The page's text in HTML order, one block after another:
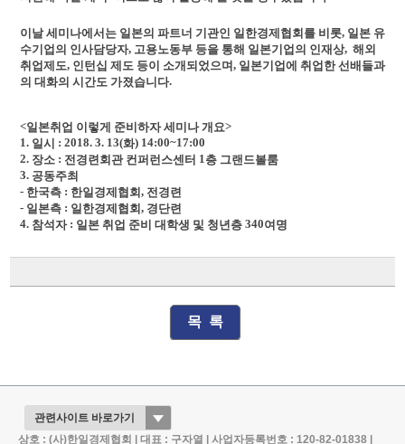
이날 세미나에서는 일본의 파트너 기관인 일한경제협회를 비롯, 일본 유
수기업의 인사담당자, 고용노동부 등을 통해 일본기업의 인재상, 해외
취업제도, 인턴십 제도 등이 소개되었으며 , 일본기업에 취업한 선배들과
의 대화의 시간도 가졌습니다.
<일본취업 이렇게 준비하자 세미나 개요>
1. 일시 : 2018. 3. 13(화) 14:00~17:00
2. 장소 : 전경련회관 컨퍼런스센터 1 층 그랜드볼룸
3. 공동주최
- 한국측 : 한일경제협회 , 전경련
- 일본측 : 일한경제협회 , 경단련
4. 참석자 : 일본 취업 준비 대학생 및 청년층 340여명
목 록
상호 : (사)한일경제협회 | 대표 : 구자열 | 사업자등록번호 : 120-82-01838 |